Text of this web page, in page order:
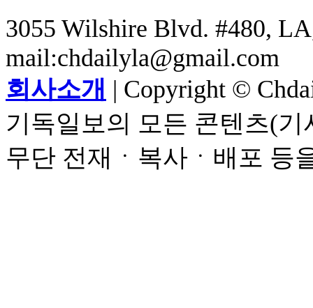
3055 Wilshire Blvd. #480,
mail:chdailyla@gmail.com
회사소개 | Copyright ©
기독일보의 모든 콘텐츠(
무단 전재ㆍ복사ㆍ배포 등